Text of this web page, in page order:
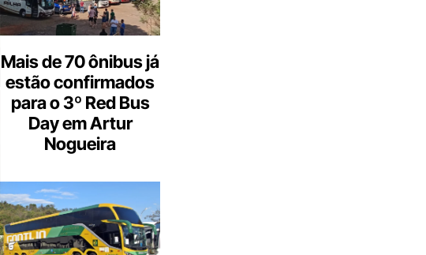
Mais de 70 ônibus já
estão confirmados
para o 3º Red Bus
Day em Artur
Nogueira